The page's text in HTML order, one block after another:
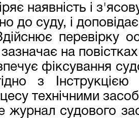
наявність і
до суду, і
перевірку
на
фіксування
з
технічними
журнал судового